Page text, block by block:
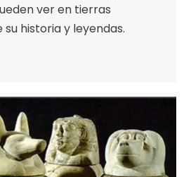
ver en tierras
historia y leyendas.